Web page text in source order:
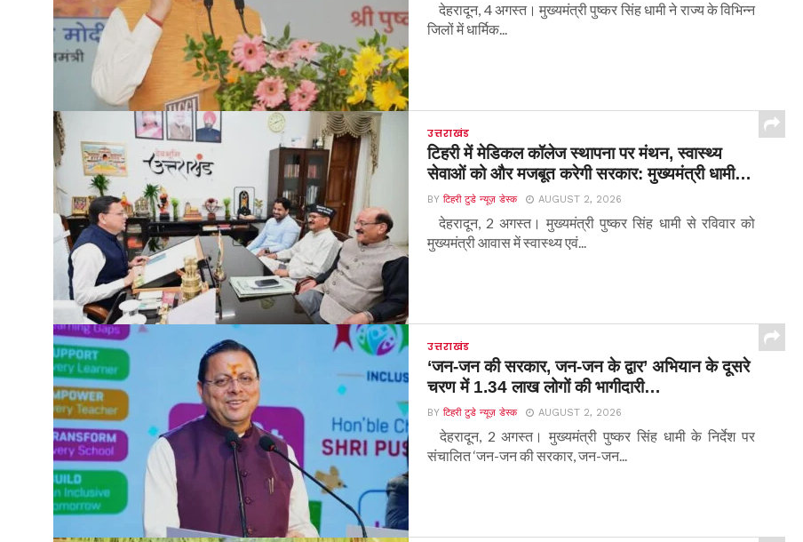
देहरादून, 4 अगस्त। मुख्यमंत्री पुष्कर सिंह धामी ने राज्य के विभिन्न
जिलों में धार्मिक...
उत्तराखंड
टिहरी में मेडिकल कॉलेज स्थापना पर मंथन, स्वास्थ्य
सेवाओं को और मजबूत करेगी सरकार: मुख्यमंत्री धामी…
BYटिहरी टुडे न्यूज़ डेस्क AUGUST 2, 2026
देहरादून, 2 अगस्त। मुख्यमंत्री पुष्कर सिंह धामी से रविवार को
मुख्यमंत्री आवास में स्वास्थ्य एवं...
उत्तराखंड
‘जन-जन की सरकार, जन-जन के द्वार’ अभियान के दूसरे
चरण में 1.34 लाख लोगों की भागीदारी…
BYटिहरी टुडे न्यूज़ डेस्क AUGUST 2, 2026
देहरादून, 2 अगस्त। मुख्यमंत्री पुष्कर सिंह धामी के निर्देश पर
संचालित ‘जन-जन की सरकार, जन-जन...